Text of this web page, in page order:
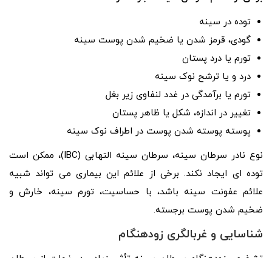
توده در سینه
گودی، قرمز شدن یا ضخیم شدن پوست سینه
تورم یا درد پستان
درد و یا ترشح نوک سینه
تورم یا برآمدگی در غدد لنفاوی زیر بغل
تغییر در اندازه، شکل یا ظاهر پستان
پوسته پوسته شدن پوست در اطراف نوک سینه
نوع نادر سرطان سینه، سرطان سینه التهابی (IBC)، ممکن است
توده ای ایجاد نکند. برخی از علائم این بیماری می تواند شبیه
علائم عفونت سینه باشد، با حساسیت، تورم سینه، خارش و
ضخیم شدن پوست برجسته.
شناسایی و غربالگری زودهنگام